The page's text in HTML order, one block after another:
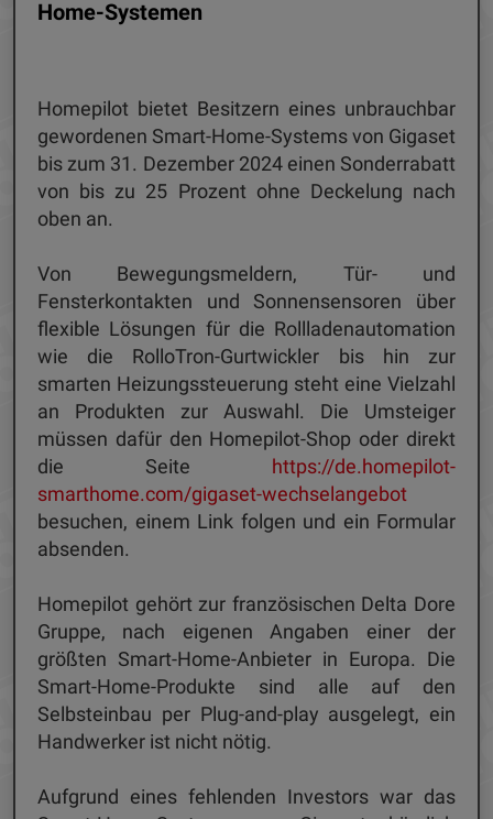
Home-Systemen
Homepilot bietet Besitzern eines unbrauchbar
gewordenen Smart-Home-Systems von Gigaset
bis zum 31. Dezember 2024 einen Sonderrabatt
von bis zu 25 Prozent ohne Deckelung nach
oben an.
Von Bewegungsmeldern, Tür- und
Fensterkontakten und Sonnensensoren über
flexible Lösungen für die Rollladenautomation
wie die RolloTron-Gurtwickler bis hin zur
smarten Heizungssteuerung steht eine Vielzahl
an Produkten zur Auswahl. Die Umsteiger
müssen dafür den Homepilot-Shop oder direkt
die Seite https://de.homepilot-
smarthome.com/gigaset-wechselangebot
besuchen, einem Link folgen und ein Formular
absenden.
Homepilot gehört zur französischen Delta Dore
Gruppe, nach eigenen Angaben einer der
größten Smart-Home-Anbieter in Europa. Die
Smart-Home-Produkte sind alle auf den
Selbsteinbau per Plug-and-play ausgelegt, ein
Handwerker ist nicht nötig.
Aufgrund eines fehlenden Investors war das